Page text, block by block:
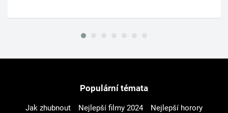
Populární témata
Jak zhubnout Nejlepší filmy 2024
Nejlepší horory